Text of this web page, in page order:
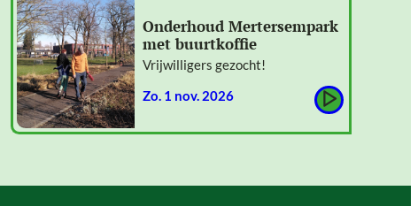
Onderhoud Mertersempark
met buurtkoffie
Vrijwilligers gezocht!
zo. 1 nov. 2026